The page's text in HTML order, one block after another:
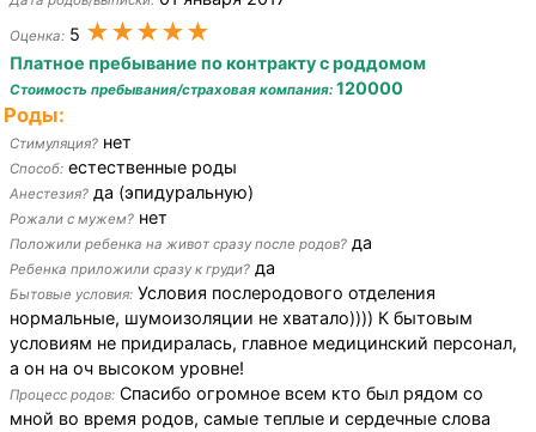
Оценка: 5 ★★★★★
Платное пребывание по контракту с роддомом
Стоимость пребывания/страховая компания: 120000
Роды:
Стимуляция? нет
Способ: естественные роды
Анестезия? да (эпидуральную)
Рожали с мужем? нет
Положили ребенка на живот сразу после родов? да
Ребенка приложили сразу к груди? да
Бытовые условия: Условия послеродового отделения
нормальные, шумоизоляции не хватало)))) К бытовым
условиям не придиралась, главное медицинский персонал,
а он на оч высоком уровне!
Процесс родов: Спасибо огромное всем кто был рядом со
мной во время родов, самые теплые и сердечные слова